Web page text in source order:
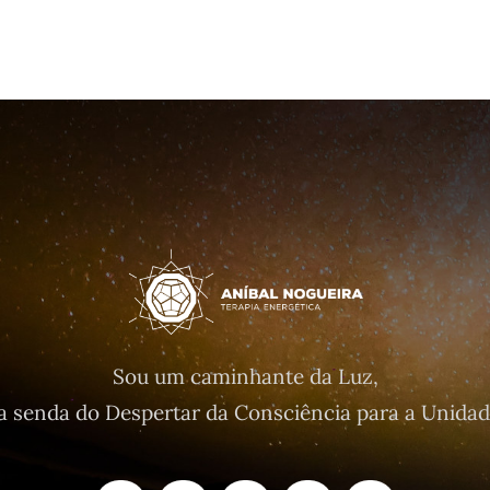
Sou um caminhante da Luz,
senda do Despertar da Consciência para a